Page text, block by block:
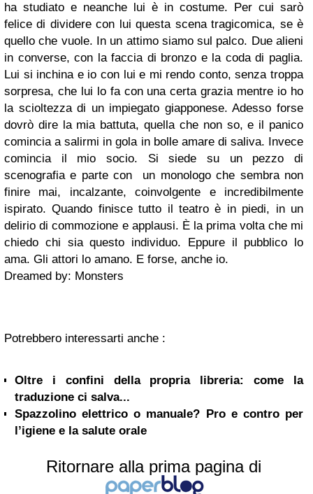
ha studiato e neanche lui è in costume. Per cui sarò
felice di dividere con lui questa scena tragicomica, se è
quello che vuole. In un attimo siamo sul palco. Due alieni
in converse, con la faccia di bronzo e la coda di paglia.
Lui si inchina e io con lui e mi rendo conto, senza troppa
sorpresa, che lui lo fa con una certa grazia mentre io ho
la scioltezza di un impiegato giapponese. Adesso forse
dovrò dire la mia battuta, quella che non so, e il panico
comincia a salirmi in gola in bolle amare di saliva. Invece
comincia il mio socio. Si siede su un pezzo di
scenografia e parte con un monologo che sembra non
finire mai, incalzante, coinvolgente e incredibilmente
ispirato. Quando finisce tutto il teatro è in piedi, in un
delirio di commozione e applausi. È la prima volta che mi
chiedo chi sia questo individuo. Eppure il pubblico lo
ama. Gli attori lo amano. E forse, anche io.
Dreamed by: Monsters
Potrebbero interessarti anche :
Oltre i confini della propria libreria: come la
traduzione ci salva...
Spazzolino elettrico o manuale? Pro e contro per
l’igiene e la salute orale
Ritornare alla prima pagina di